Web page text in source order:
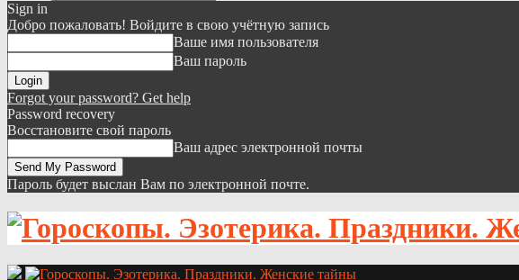
Sign in
Добро пожаловать! Войдите в свою учётную запись
Ваше имя пользователя
Ваш пароль
Forgot your password? Get help
Password recovery
Восстановите свой пароль
Ваш адрес электронной почты
Пароль будет выслан Вам по электронной почте.